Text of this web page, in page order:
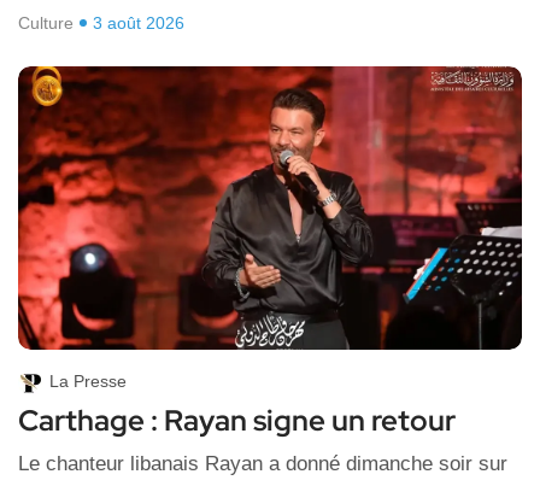
Culture 3 août 2026
La Presse
Carthage : Rayan signe un retour
Le chanteur libanais Rayan a donné dimanche soir sur